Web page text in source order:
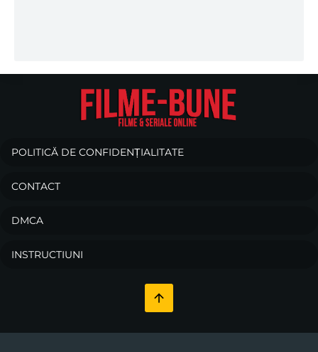
POLITICĂ DE CONFIDENȚIALITATE
CONTACT
DMCA
INSTRUCTIUNI